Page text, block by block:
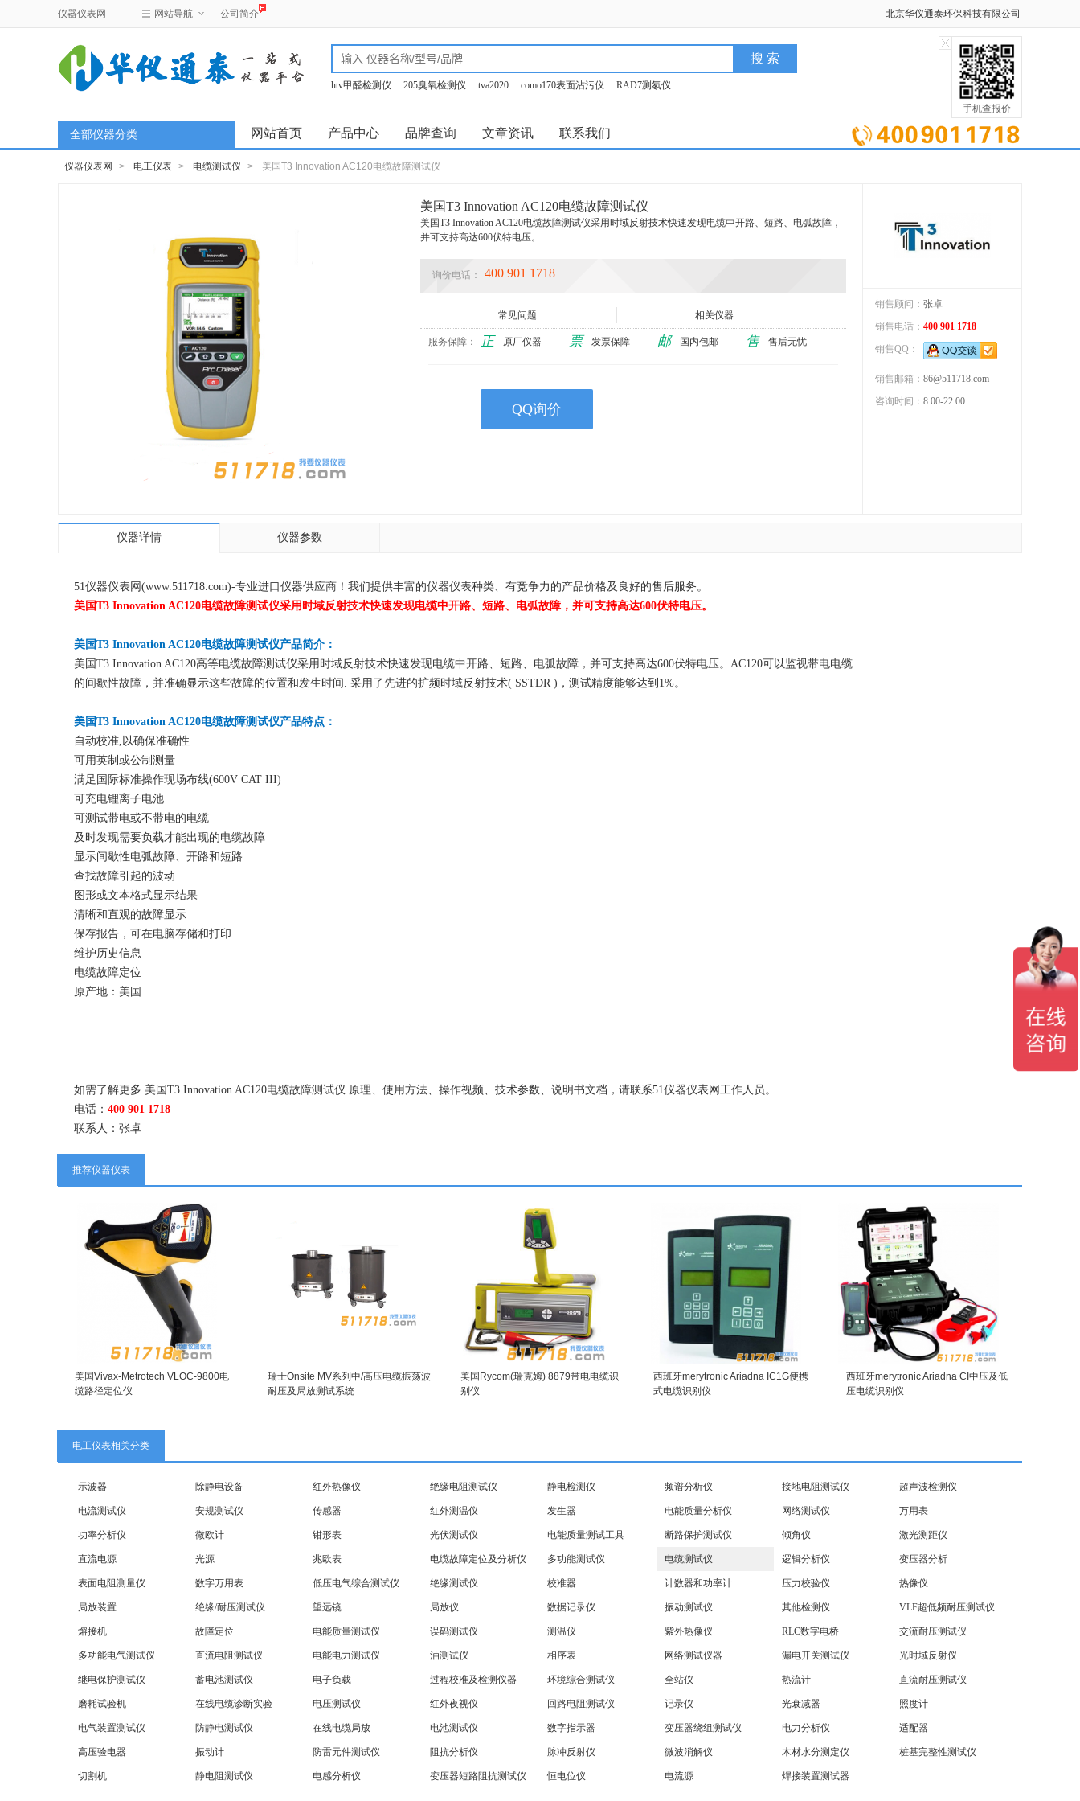
北京华仪通泰环保科技有限公司
仪器仪表网 网站导航 公司简介
htv甲醛检测仪 205臭氧检测仪 tva2020 como170表面沾污仪
RAD7测氡仪
手机查报价
网站首页 产品中心 品牌查询 文章资讯 联系我们
全部仪器分类
仪器仪表网 > 电工仪表 > 电缆测试仪 > 美国T3 Innovation AC120电缆故障测试仪
美国T3 Innovation AC120电缆故障测试仪
美国T3 Innovation AC120电缆故障测试仪采用时域反射技术快速发现电缆中开路、短路、电弧故障，
并可支持高达600伏特电压。
询价电话： 400 901 1718
常见问题 相关仪器
服务保障： 正 原厂仪器 票 发票保障 邮 国内包邮 售 售后无忧
QQ询价
销售顾问： 张卓
销售电话： 400 901 1718
销售QQ：
销售邮箱： 86@511718.com
咨询时间： 8:00-22:00
仪器详情 仪器参数
51仪器仪表网(www.511718.com)-专业进口仪器供应商！我们提供丰富的仪器仪表种类、有竞争力的产品价格及良好的售后服务。
美国T3 Innovation AC120电缆故障测试仪采用时域反射技术快速发现电缆中开路、短路、电弧故障，并可支持高达600伏特电压。
美国T3 Innovation AC120电缆故障测试仪产品简介：
美国T3 Innovation AC120高等电缆故障测试仪采用时域反射技术快速发现电缆中开路、短路、电弧故障，并可支持高达600伏特电压。AC120可以监视带电电缆
的间歇性故障，并准确显示这些故障的位置和发生时间. 采用了先进的扩频时域反射技术( SSTDR )，测试精度能够达到1%。
美国T3 Innovation AC120电缆故障测试仪产品特点：
自动校准,以确保准确性
可用英制或公制测量
满足国际标准操作现场布线(600V CAT III)
可充电锂离子电池
可测试带电或不带电的电缆
及时发现需要负载才能出现的电缆故障
显示间歇性电弧故障、开路和短路
查找故障引起的波动
图形或文本格式显示结果
清晰和直观的故障显示
保存报告，可在电脑存储和打印
维护历史信息
电缆故障定位
原产地：美国
如需了解更多 美国T3 Innovation AC120电缆故障测试仪 原理、使用方法、操作视频、技术参数、说明书文档，请联系51仪器仪表网工作人员。
电话： 400 901 1718
联系人：张卓
推荐仪器仪表
美国Vivax-Metrotech VLOC-9800电
缆路径定位仪
瑞士Onsite MV系列中/高压电缆振荡波
耐压及局放测试系统
美国Rycom(瑞克姆) 8879带电电缆识
别仪
西班牙merytronic Ariadna IC1G便携
式电缆识别仪
西班牙merytronic Ariadna CI中压及低
压电缆识别仪
电工仪表相关分类
示波器 除静电设备 红外热像仪 绝缘电阻测试仪 静电检测仪 频谱分析仪 接地电阻测试仪 超声波检测仪
电流测试仪 安规测试仪 传感器 红外测温仪 发生器 电能质量分析仪 网络测试仪 万用表
功率分析仪 微欧计 钳形表 光伏测试仪 电能质量测试工具 断路保护测试仪 倾角仪 激光测距仪
直流电源 光源 兆欧表 电缆故障定位及分析仪 多功能测试仪 电缆测试仪 逻辑分析仪 变压器分析
表面电阻测量仪 数字万用表 低压电气综合测试仪 绝缘测试仪 校准器 计数器和功率计 压力校验仪 热像仪
局放装置 绝缘/耐压测试仪 望远镜 局放仪 数据记录仪 振动测试仪 其他检测仪 VLF超低频耐压测试仪
熔接机 故障定位 电能质量测试仪 误码测试仪 测温仪 紫外热像仪 RLC数字电桥 交流耐压测试仪
多功能电气测试仪 直流电阻测试仪 电能电力测试仪 油测试仪 相序表 网络测试仪器 漏电开关测试仪 光时域反射仪
继电保护测试仪 蓄电池测试仪 电子负载 过程校准及检测仪器 环境综合测试仪 全站仪 热流计 直流耐压测试仪
磨耗试验机 在线电缆诊断实验 电压测试仪 红外夜视仪 回路电阻测试仪 记录仪 光衰减器 照度计
电气装置测试仪 防静电测试仪 在线电缆局放 电池测试仪 数字指示器 变压器绕组测试仪 电力分析仪 适配器
高压验电器 振动计 防雷元件测试仪 阻抗分析仪 脉冲反射仪 微波消解仪 木材水分测定仪 桩基完整性测试仪
切割机 静电阻测试仪 电感分析仪 变压器短路阻抗测试仪 恒电位仪 电流源 焊接装置测试器